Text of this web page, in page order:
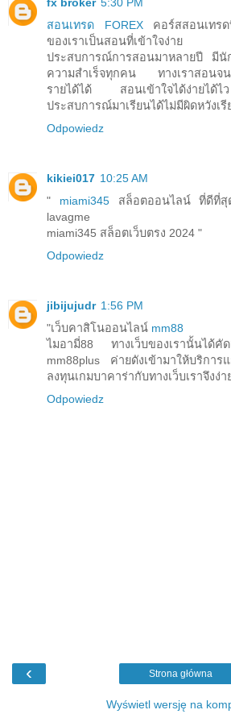
fx broker 5:30 PM
สอนเทรด FOREXคอร์สสอนเทรด
ของเราเป็นสอนที่เข้าใจง่าย
ประสบการณ์การสอนมาหลายปี มีนัก
ความสำเร็จทุกคน ทางเราสอนจน
รายได้ได้ สอนเข้าใจได้ง่ายได้
ประสบการณ์มาเรียนได้ไม่มีผิดหวังเ
Odpowiedz
kikiei017 10:25 AM
" miami345สล็อตออนไลน์ ที่ดีที่สุ
lavagme
miami345 สล็อตเว็บตรง 2024 "
Odpowiedz
jibijujudr 1:56 PM
"เว็บคาสิโนออนไลน์ mm88
ไมอามี่88 ทางเว็บของเรานั้นได้คัด
mm88plus ค่ายดังเข้ามาให้บริกา
ลงทุนเกมบาคาร่ากับทางเว็บเราจึงง่
Odpowiedz
‹ Strona główna
Wyświetl wersję na